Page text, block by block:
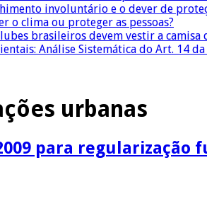
involuntário e o dever de
o clima ou proteger as pessoas?
brasileiros devem vestir a
Análise Sistemática do Art. 14
urbanas
para